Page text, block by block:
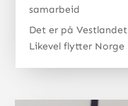
samarbeid
Det er på
Likevel flytter Norge